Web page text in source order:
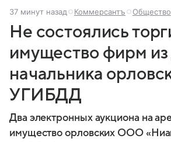
37 минут назад Коммерсантъ Общество
Не состоялись
имущество фирм из
начальника
УГИБДД
Два электронных аукциона на
имущество орловских ООО